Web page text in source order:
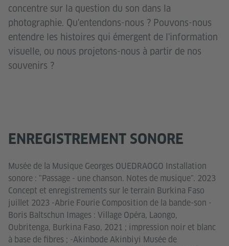
concentre sur la question du son dans la
photographie. Qu'entendons-nous ? Pouvons-nous
entendre les histoires qui émergent de l'information
visuelle, ou nous projetons-nous à partir de nos
souvenirs ?
ENREGISTREMENT SONORE
Musée de la Musique Georges OUEDRAOGO Installation
sonore : "Passage - une chanson. Notes de musique". 2023
Concept et enregistrements sur le terrain Burkina Faso
juillet 2023 -Abrie Fourie Composition de la bande-son -
Boris Baltschun Images : Village Opéra, Laongo,
Oubritenga, Burkina Faso, 2021 ; impression noir et blanc
à base de fibres ; -Akinbode Akinbiyi Musée de